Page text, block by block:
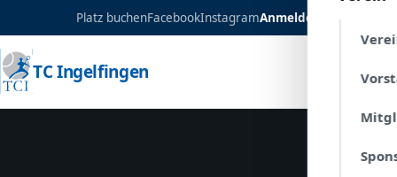
Platz buchenFacebookInstagramAnmelden
TC Ingelfingen